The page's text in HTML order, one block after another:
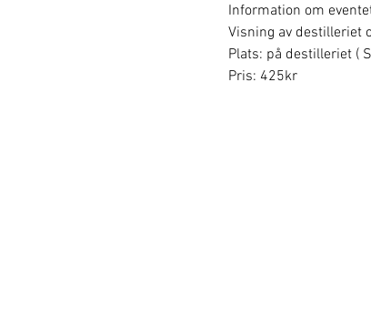
Information om
Visning av destilleriet
Plats: på destilleriet (
Pris: 425kr